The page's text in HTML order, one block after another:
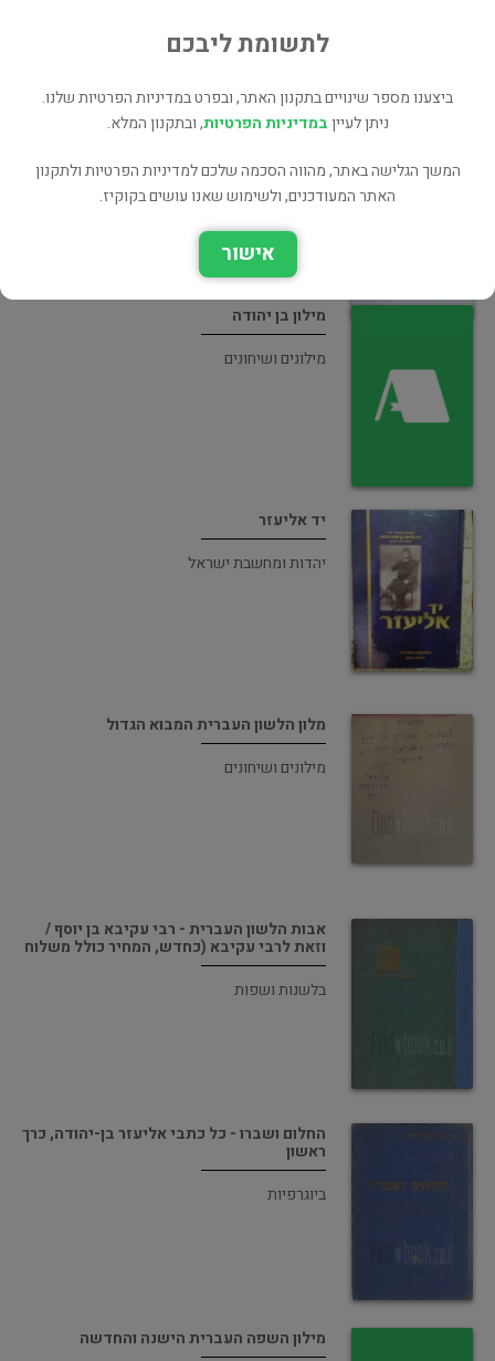
מלון הלשון העברית הישנה והחדשה
מילון בן יהודה
מילונים ושיחונים
יד אליעזר
יהדות ומחשבת ישראל
מלון הלשון העברית המבוא הגדול
מילונים ושיחונים
אבות הלשון העברית - רבי עקיבא בן יוסף /
וזאת לרבי עקיבא (כחדש, המחיר כולל משלוח
בלשנות ושפות
החלום ושברו - כל כתבי אליעזר בן-יהודה, כרך
ראשון
ביוגרפיות
מילון השפה העברית הישנה והחדשה
לתשומת ליבכם
ביצענו מספר שינויים בתקנון האתר, ובפרט במדיניות הפרטיות שלנו.
ניתן לעייןבמדיניות הפרטיות, ובתקנון המלא.
המשך הגלישה באתר, מהווה הסכמה שלכם למדיניות הפרטיות ולתקנון
האתר המעודכנים, ולשימוש שאנו עושים בקוקיז.
אישור